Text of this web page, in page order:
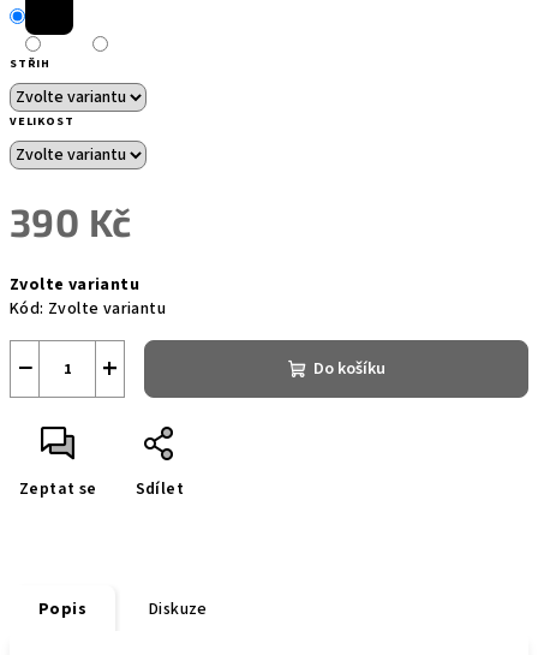
STŘIH
VELIKOST
390 Kč
cena:
Zvolte variantu
Kód: Zvolte variantu
+
− Do košíku
Zeptat se Sdílet
Popis Diskuze